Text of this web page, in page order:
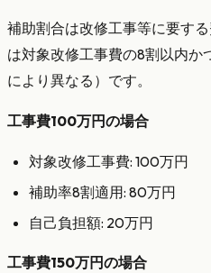
補助割合は改修工事等に要す
は対象改修工事費の8割以内か
により異なる）です。
工事費100万円の場合
対象改修工事費: 100万円
補助率8割適用: 80万円
自己負担額: 20万円
工事費150万円の場合